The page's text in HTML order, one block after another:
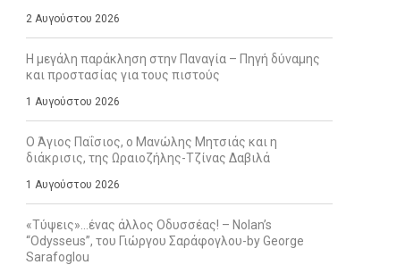
2 Αυγούστου 2026
Η μεγάλη παράκληση στην Παναγία – Πηγή δύναμης
και προστασίας για τους πιστούς
1 Αυγούστου 2026
Ο Άγιος Παΐσιος, ο Μανώλης Μητσιάς και η
διάκρισις, της Ωραιοζήλης-Τζίνας Δαβιλά
1 Αυγούστου 2026
«Τύψεις»…ένας άλλος Οδυσσέας! – Nolan’s
“Odysseus”, του Γιώργου Σαράφογλου-by George
Sarafoglou